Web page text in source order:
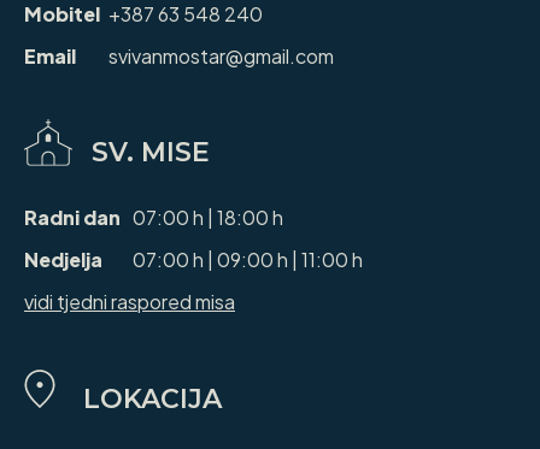
Mobitel +387 63 548 240
Email
svivanmostar@gmail.com
SV. MISE
Radni dan 07:00 h | 18:00 h
Nedjelja
07:00 h | 09:00 h | 11:00 h
vidi tjedni raspored misa
LOKACIJA